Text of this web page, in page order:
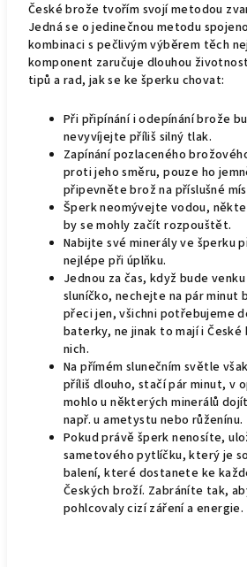
České brože tvořím svojí metodou
Jedná se o jedinečnou metodu
kombinaci s pečlivým výběrem těch
komponent zaručuje dlouhou
tipů a rad, jak se ke šperku chovat:
Při připínání i odepínání brože
nevyvíjejte příliš silný tlak.
Zapínání pozlaceného
proti jeho směru, pouze ho
připevněte brož na příslušné
Šperk neomývejte vodou,
by se mohly začít rozpouštět.
Nabijte své minerály ve šperku
nejlépe při úplňku.
Jednou za čas, když bude
sluníčko, nechejte na pár minut
přeci jen, všichni potřebujeme
baterky, ne jinak to mají i České
nich.
Na přímém slunečním světle
příliš dlouho, stačí pár minut, v
mohlo u některých minerálů
např. u ametystu nebo růženínu.
Pokud právě šperk nenosíte,
sametového pytlíčku, který je
balení, které dostanete ke
Českých broží. Zabráníte tak,
pohlcovaly cizí záření a energie.